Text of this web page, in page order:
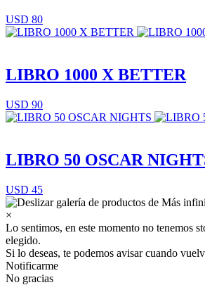
USD 80
LIBRO 1000 X BETTER
USD 90
LIBRO 50 OSCAR
USD 45
×
Lo sentimos, en este momento no tenemos
elegido.
Si lo deseas, te podemos avisar cuando
Notificarme
No gracias